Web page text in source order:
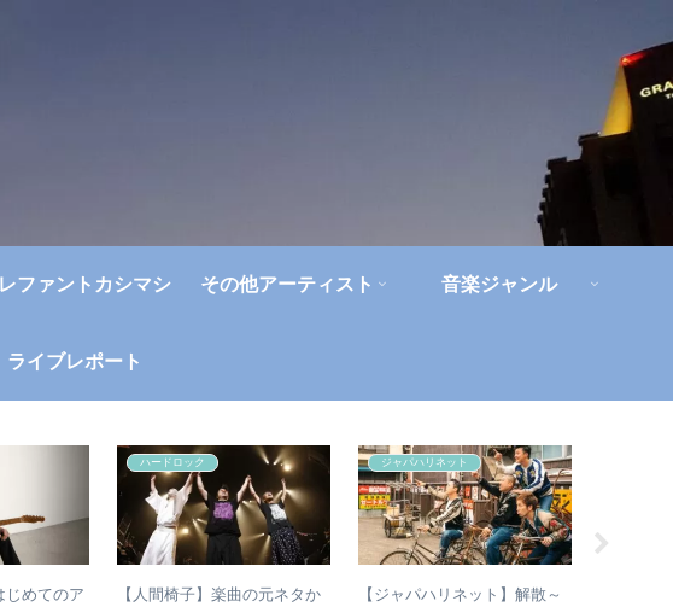
ファントカシマシ その他アーティスト 音楽ジャンル
ライブレポート
じめてのア
ハードロック
【人間椅子】楽曲の元ネタか
ジャパハリネット
【ジャパハリネット】解散～